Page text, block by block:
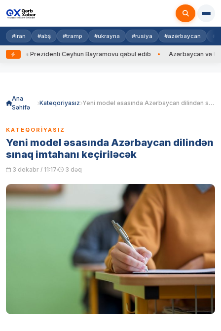
#iran #abş #tramp #ukrayna #rusiya #azərbaycan
Prezidenti Ceyhun Bayramovu qəbul edib Azərbaycan və
Ana
Səhifə
Kateqoriyasız Yeni model əsasında Azərbaycan dilindən sınaq imtahanı keçiriləcək
KATEQORIYASIZ
Yeni model əsasında Azərbaycan dilindən
sınaq imtahanı keçiriləcək
3 dekabr / 11:17 3 dəq